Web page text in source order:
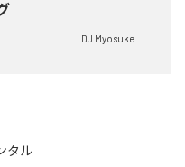
DJ Myosuke
タル